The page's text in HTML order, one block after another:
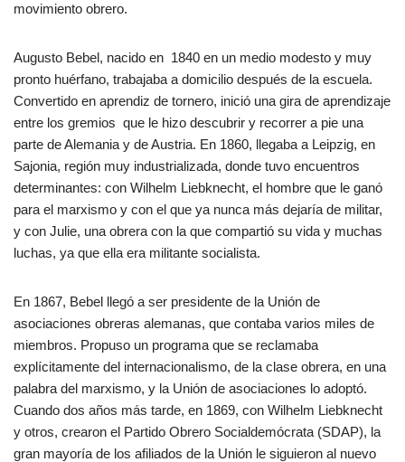
movimiento obrero.
Augusto Bebel, nacido en 1840 en un medio modesto y muy
pronto huérfano, trabajaba a domicilio después de la escuela.
Convertido en aprendiz de tornero, inició una gira de aprendizaje
entre los gremios que le hizo descubrir y recorrer a pie una
parte de Alemania y de Austria. En 1860, llegaba a Leipzig, en
Sajonia, región muy industrializada, donde tuvo encuentros
determinantes: con Wilhelm Liebknecht, el hombre que le ganó
para el marxismo y con el que ya nunca más dejaría de militar,
y con Julie, una obrera con la que compartió su vida y muchas
luchas, ya que ella era militante socialista.
En 1867, Bebel llegó a ser presidente de la Unión de
asociaciones obreras alemanas, que contaba varios miles de
miembros. Propuso un programa que se reclamaba
explícitamente del internacionalismo, de la clase obrera, en una
palabra del marxismo, y la Unión de asociaciones lo adoptó.
Cuando dos años más tarde, en 1869, con Wilhelm Liebknecht
y otros, crearon el Partido Obrero Socialdemócrata (SDAP), la
gran mayoría de los afiliados de la Unión le siguieron al nuevo